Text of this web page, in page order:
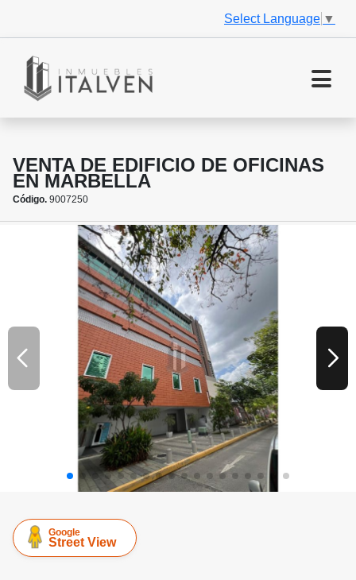
Select Language ▼
VENTA DE EDIFICIO DE OFICINAS
EN MARBELLA
Código. 9007250
Google
Street View